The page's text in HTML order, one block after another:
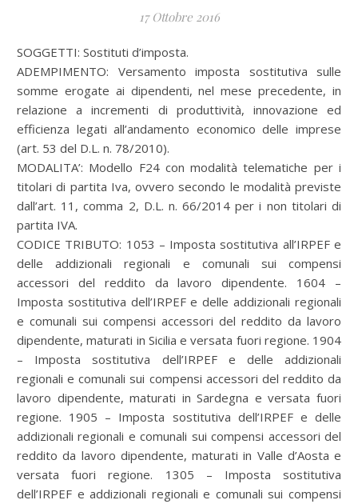
17 Ottobre 2016
SOGGETTI: Sostituti d’imposta.
ADEMPIMENTO: Versamento imposta sostitutiva sulle
somme erogate ai dipendenti, nel mese precedente, in
relazione a incrementi di produttività, innovazione ed
efficienza legati all’andamento economico delle imprese
(art. 53 del D.L. n. 78/2010).
MODALITA’: Modello F24 con modalità telematiche per i
titolari di partita Iva, ovvero secondo le modalità previste
dall’art. 11, comma 2, D.L. n. 66/2014 per i non titolari di
partita IVA.
CODICE TRIBUTO: 1053 – Imposta sostitutiva all’IRPEF e
delle addizionali regionali e comunali sui compensi
accessori del reddito da lavoro dipendente. 1604 –
Imposta sostitutiva dell’IRPEF e delle addizionali regionali
e comunali sui compensi accessori del reddito da lavoro
dipendente, maturati in Sicilia e versata fuori regione. 1904
– Imposta sostitutiva dell’IRPEF e delle addizionali
regionali e comunali sui compensi accessori del reddito da
lavoro dipendente, maturati in Sardegna e versata fuori
regione. 1905 – Imposta sostitutiva dell’IRPEF e delle
addizionali regionali e comunali sui compensi accessori del
reddito da lavoro dipendente, maturati in Valle d’Aosta e
versata fuori regione. 1305 – Imposta sostitutiva
dell’IRPEF e addizionali regionali e comunali sui compensi